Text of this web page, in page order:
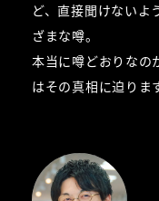
ど、 直接聞けないよ
ざまな噂。
本当に噂どおりなの
はその真相に迫りま